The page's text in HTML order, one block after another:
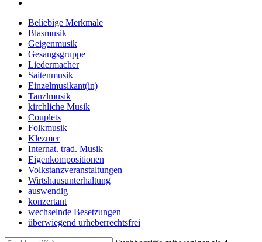
Beliebige Merkmale
Blasmusik
Geigenmusik
Gesangsgruppe
Liedermacher
Saitenmusik
Einzelmusikant(in)
Tanzlmusik
kirchliche Musik
Couplets
Folkmusik
Klezmer
Internat. trad. Musik
Eigenkompositionen
Volkstanzveranstaltungen
Wirtshausunterhaltung
auswendig
konzertant
wechselnde Besetzungen
überwiegend urheberrechtsfrei